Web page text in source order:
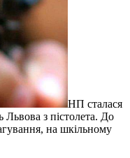
НП сталася
Львова з пістолета. До
на шкільному